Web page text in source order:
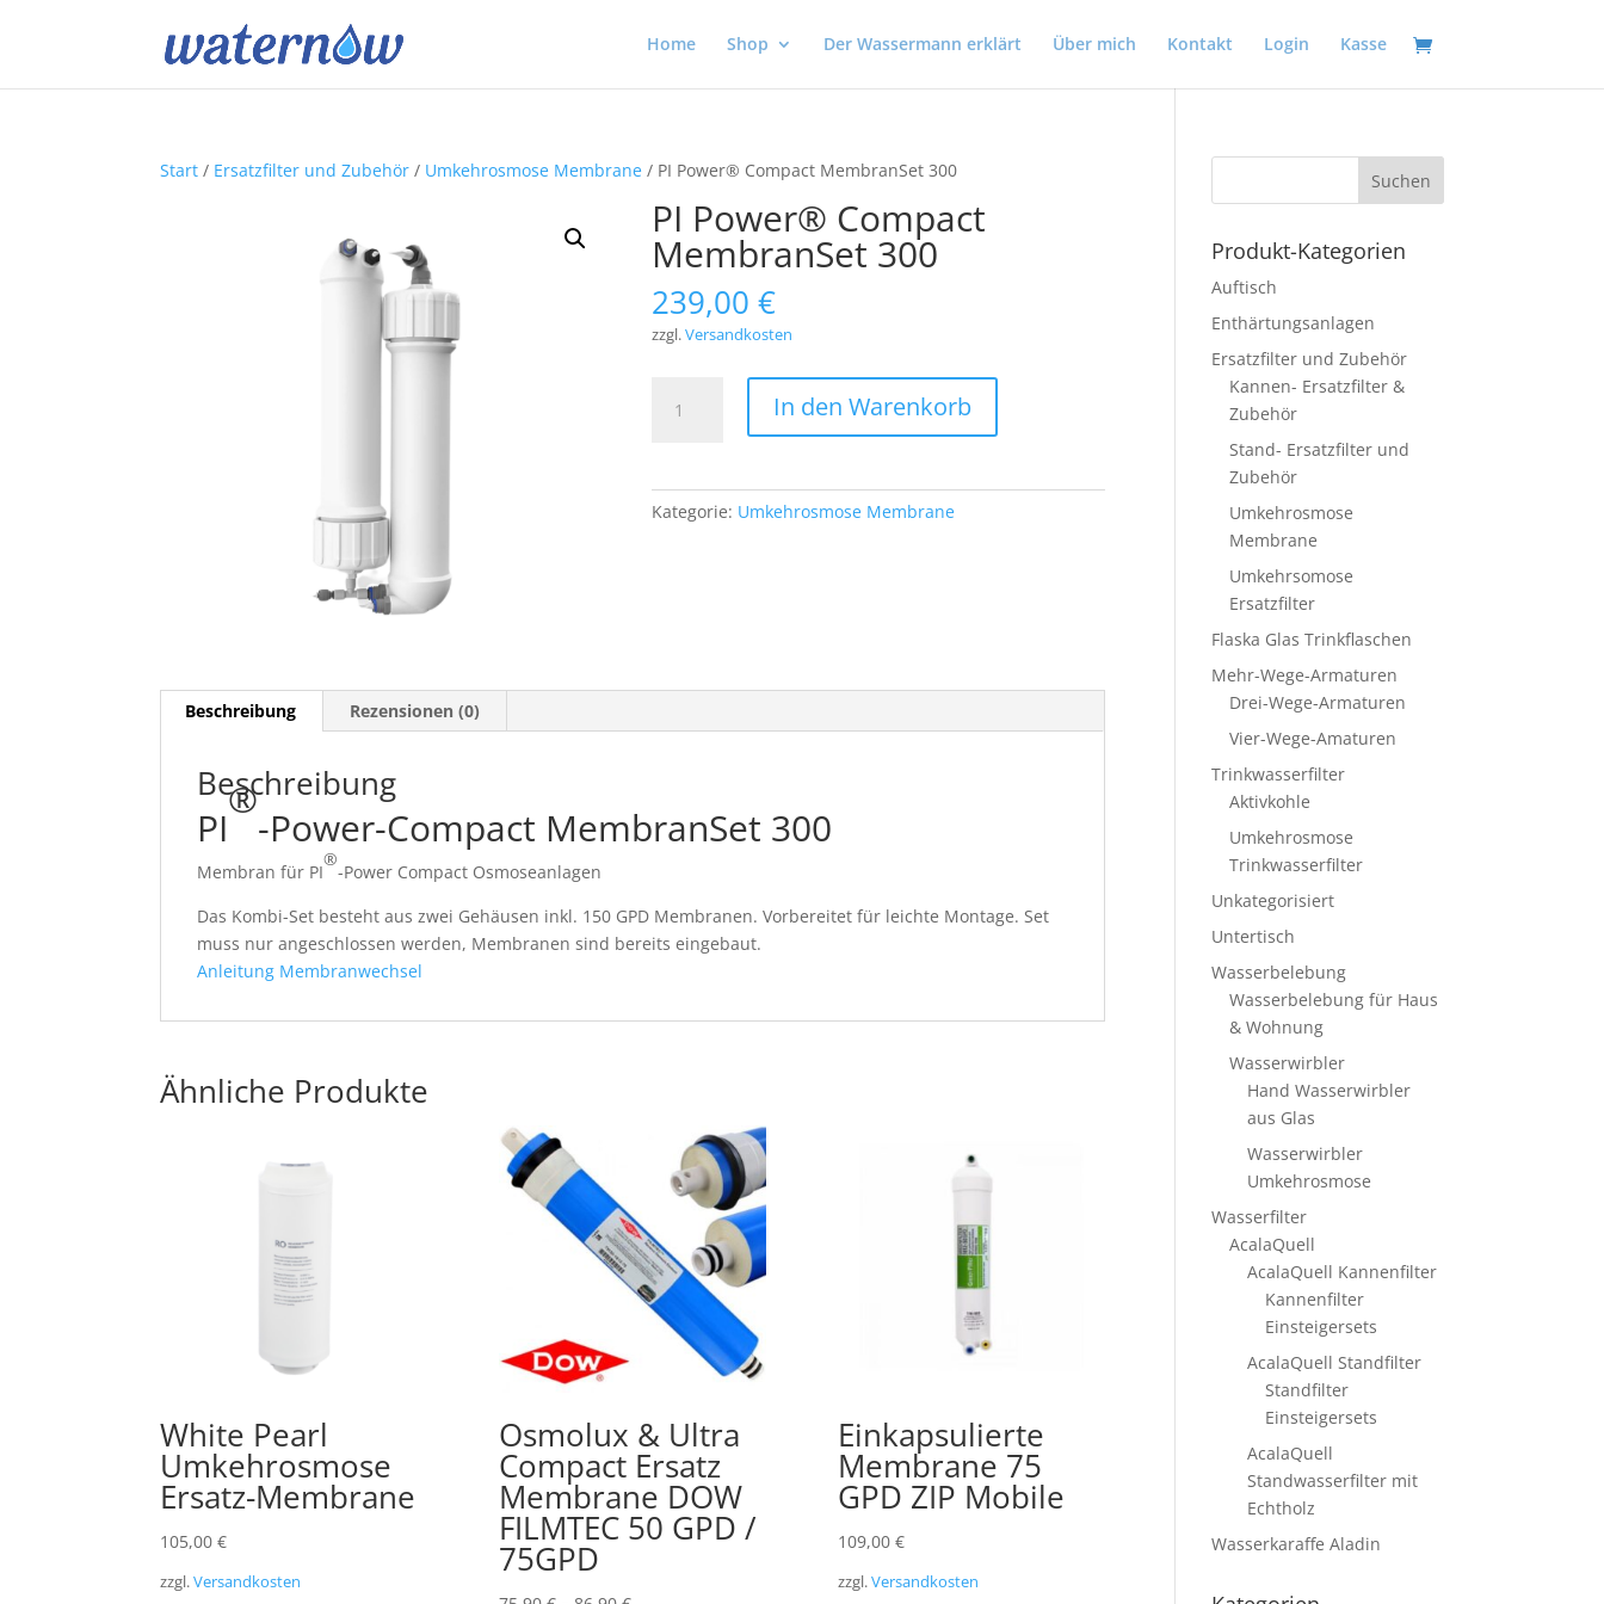
Home Shop Der Wassermann erklärt Über mich Kontakt Login Kasse
Start / Ersatzfilter und Zubehör / Umkehrosmose Membrane / PI Power® Compact MembranSet 300
PI Power® Compact
MembranSet 300
239,00€
zzgl.Versandkosten
Power®
Menge
In den Warenkorb
Kategorie: Umkehrosmose Membrane
Beschreibung Rezensionen (0)
Beschreibung
PI
®
-Power-Compact MembranSet 300
Membran für PI
®
-Power Compact Osmoseanlagen
Das Kombi-Set besteht aus zwei Gehäusen inkl. 150 GPD Membranen. Vorbereitet für leichte Montage. Set
muss nur angeschlossen werden, Membranen sind bereits eingebaut.
Anleitung Membranwechsel
Ähnliche Produkte
White Pearl
Umkehrosmose
Ersatz-Membrane
105,00€
zzgl.Versandkosten
Osmolux & Ultra
Compact Ersatz
Membrane DOW
FILMTEC 50 GPD /
75GPD
Einkapsulierte
Membrane 75
GPD ZIP Mobile
109,00 €
zzgl.Versandkosten
Produkt-Kategorien
Auftisch
Enthärtungsanlagen
Ersatzfilter und Zubehör
Kannen- Ersatzfilter &
Zubehör
Stand- Ersatzfilter und
Zubehör
Umkehrosmose
Membrane
Umkehrsomose
Ersatzfilter
Flaska Glas Trinkflaschen
Mehr-Wege-Armaturen
Drei-Wege-Armaturen
Vier-Wege-Amaturen
Trinkwasserfilter
Aktivkohle
Umkehrosmose
Trinkwasserfilter
Unkategorisiert
Untertisch
Wasserbelebung
Wasserbelebung für Haus
& Wohnung
Wasserwirbler
Hand Wasserwirbler
aus Glas
Wasserwirbler
Umkehrosmose
Wasserfilter
AcalaQuell
AcalaQuell Kannenfilter
Kannenfilter
Einsteigersets
AcalaQuell Standfilter
Standfilter
Einsteigersets
AcalaQuell
Standwasserfilter mit
Echtholz
Wasserkaraffe Aladin